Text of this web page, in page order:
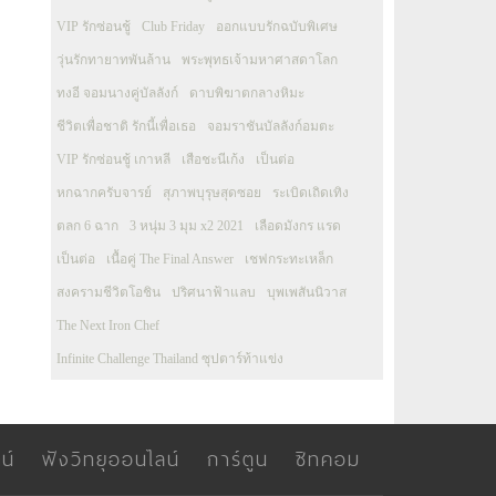
VIP รักซ่อนชู้ Club Friday ออกแบบรักฉบับพิเศษ
วุ่นรักทายาทพันล้าน พระพุทธเจ้ามหาศาสดาโลก
ทงอี จอมนางคู่บัลลังก์ ดาบพิฆาตกลางหิมะ
ชีวิตเพื่อชาติ รักนี้เพื่อเธอ จอมราชันบัลลังก์อมตะ
VIP รักซ่อนชู้ เกาหลี เสือชะนีเก้ง เป็นต่อ
หกฉากครับจารย์ สุภาพบุรุษสุดซอย ระเบิดเถิดเทิง
ตลก 6 ฉาก 3 หนุ่ม 3 มุม x2 2021 เลือดมังกร แรด
เป็นต่อ เนื้อคู่ The Final Answer เชฟกระทะเหล็ก
สงครามชีวิตโอชิน ปริศนาฟ้าแลบ บุพเพสันนิวาส
The Next Iron Chef
Infinite Challenge Thailand ซุปตาร์ท้าแข่ง
ฟังวิทยุออนไลน์ การ์ตูน ซิทคอม